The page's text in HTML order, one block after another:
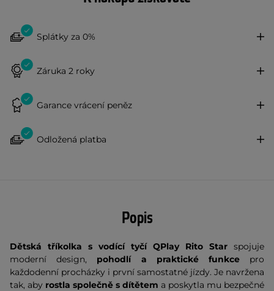
Splátky za 0%
Záruka 2 roky
Garance vrácení peněz
Odložená platba
Popis
Dětská tříkolka s vodící tyčí QPlay Rito Star spojuje
moderní design, pohodlí a praktické funkce pro
každodenní procházky i první samostatné jízdy. Je navržena
tak, aby rostla společně s dítětem a poskytla mu bezpečné